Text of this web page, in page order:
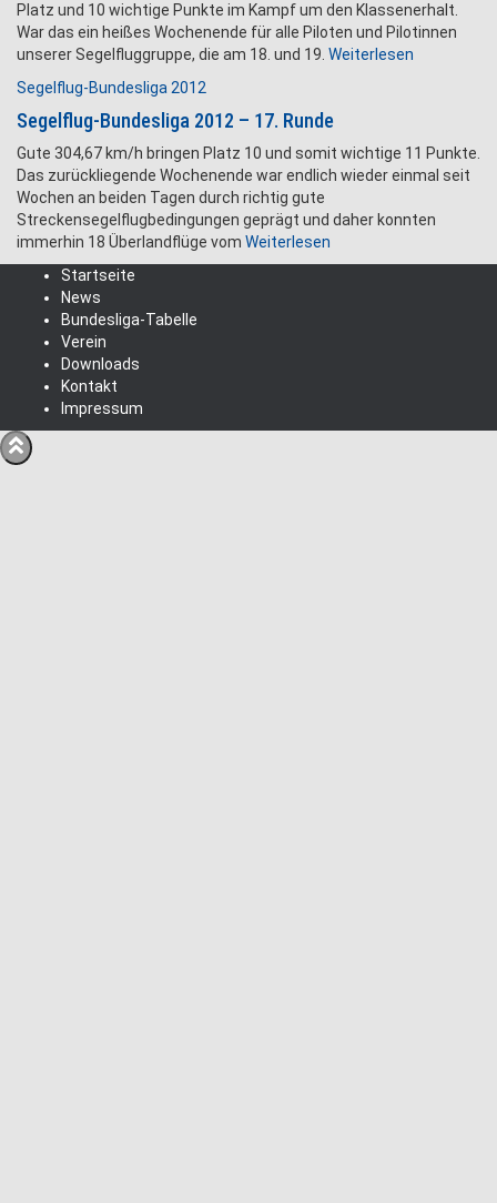
Platz und 10 wichtige Punkte im Kampf um den Klassenerhalt.
War das ein heißes Wochenende für alle Piloten und Pilotinnen
unserer Segelfluggruppe, die am 18. und 19. Weiterlesen
Segelflug-Bundesliga 2012
Segelflug-Bundesliga 2012 – 17. Runde
Gute 304,67 km/h bringen Platz 10 und somit wichtige 11 Punkte.
Das zurückliegende Wochenende war endlich wieder einmal seit
Wochen an beiden Tagen durch richtig gute
Streckensegelflugbedingungen geprägt und daher konnten
immerhin 18 Überlandflüge vom Weiterlesen
Startseite
News
Bundesliga-Tabelle
Verein
Downloads
Kontakt
Impressum